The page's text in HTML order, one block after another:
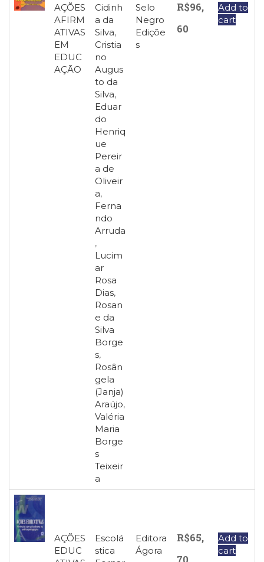
AÇÕES
AFIRM
ATIVAS
EM
EDUC
AÇÃO
Cidinh
a da
Silva,
Cristia
no
Augus
to da
Silva,
Eduar
do
Henriq
ue
Pereir
a de
Oliveir
a,
Ferna
ndo
Arruda
,
Lucim
ar
Rosa
Dias,
Rosan
e da
Silva
Borge
s,
Rosân
gela
(Janja)
Araújo,
Valéria
Maria
Borge
s
Teixeir
a
Selo
Negro
Ediçõe
s
R$96,
60
Add to
cart
AÇÕES
EDUC
Escolá
stica
Editora
Ágora
R$65,
70
Add to
cart